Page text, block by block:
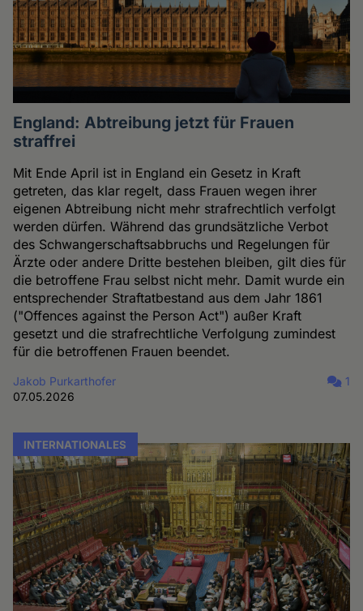
England: Abtreibung jetzt für Frauen
straffrei
Mit Ende April ist in England ein Gesetz in Kraft
getreten, das klar regelt, dass Frauen wegen ihrer
eigenen Abtreibung nicht mehr strafrechtlich verfolgt
werden dürfen. Während das grundsätzliche Verbot
des Schwangerschaftsabbruchs und Regelungen für
Ärzte oder andere Dritte bestehen bleiben, gilt dies für
die betroffene Frau selbst nicht mehr. Damit wurde ein
entsprechender Straftatbestand aus dem Jahr 1861
("Offences against the Person Act") außer Kraft
gesetzt und die strafrechtliche Verfolgung zumindest
für die betroffenen Frauen beendet.
Jakob Purkarthofer
07.05.2026
1
INTERNATIONALES